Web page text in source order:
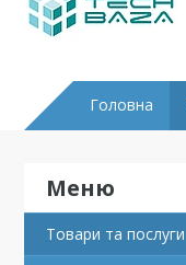
Головна
Товари та послуги